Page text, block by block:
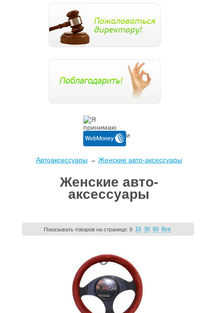
Автоаксессуары→ Женские авто-аксессуары
Женские авто-
аксессуары
Показывать товаров на странице: 9 15 30 60 Все